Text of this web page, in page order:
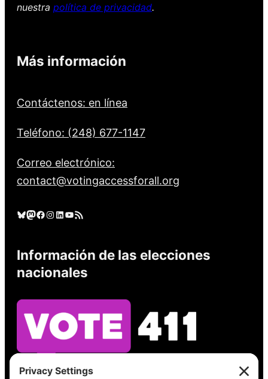
nuestra política de privacidad.
Más información
Contáctenos: en línea
Teléfono: (248) 677-1147
Correo electrónico:
contact@votingaccessforall.org
Cielo azul Mastodonte Facebook Instagram LinkedIn YouTube Feed RSS
Información de las elecciones
nacionales